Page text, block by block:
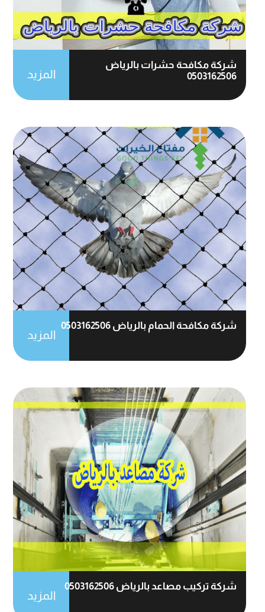
شركة مكافحة حشرات بالرياض
0503162506
المزيد
شركة مكافحة الحمام بالرياض 0503162506
المزيد
شركة تركيب مصاعد بالرياض 0503162506
المزيد